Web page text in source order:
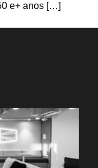
e+ anos […]